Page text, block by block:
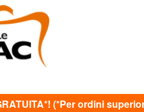
(*Per ordini